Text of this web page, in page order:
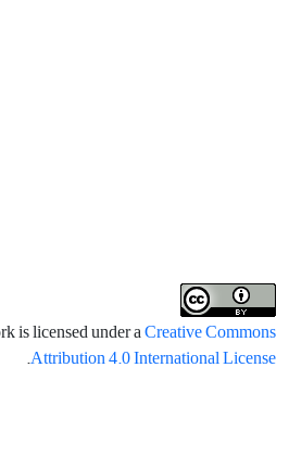
is licensed under aCreative Commons
Attribution 4.0 International License
.